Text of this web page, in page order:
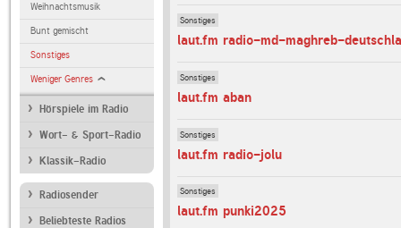
Weihnachtsmusik
Bunt gemischt
Sonstiges
Weniger Genres
Hörspiele im Radio
Wort- & Sport-Radio
Klassik-Radio
Radiosender
Beliebteste Radios
Sonstiges
laut.fm radio-md-maghreb-
Sonstiges
laut.fm aban
Sonstiges
laut.fm radio-jolu
Sonstiges
laut.fm punki2025